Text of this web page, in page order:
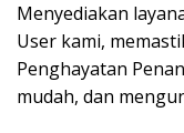
Menyediakan
User kami,
Penghayatan
mudah, dan